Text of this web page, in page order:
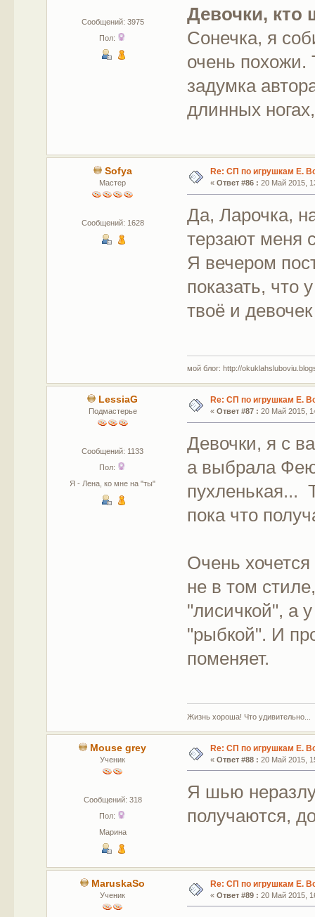
Сообщений: 3975
Пол:
Девочки, кто
Сонечка, я
очень похожи.
задумка
длинных
Sofya
Мастер
Сообщений: 1628
Re: СП по игрушкам Е.
« Ответ #86 : 20 Май 2015,
Да, Ларочка,
терзают меня
Я вечером
показать, что
твоё и
мой блог: http://
LessiaG
Подмастерье
Сообщений: 1133
Пол:
Я - Лена, ко мне на "ты"
Re: СП по игрушкам Е.
« Ответ #87 : 20 Май 2015,
Девочки, я с
а выбрала Фею
пухленькая...
пока что
Очень хочется
не в том
"лисичкой", а
"рыбкой". И
поменяет.
Жизнь хороша! Что удивительно...
Mouse grey
Ученик
Сообщений: 318
Пол:
Марина
Re: СП по игрушкам Е.
« Ответ #88 : 20 Май 2015,
Я шью
получаются,
MaruskaSo
Ученик
Re: СП по игрушкам Е.
« Ответ #89 : 20 Май 2015,